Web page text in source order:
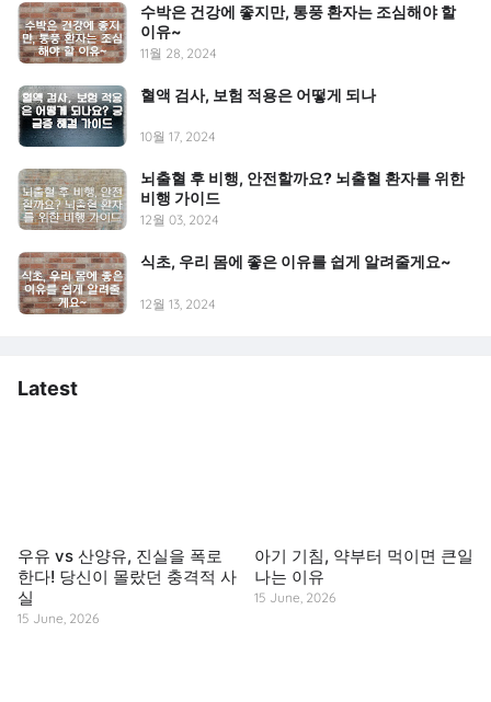
수박은 건강에 좋지만, 통풍 환자는 조심해야 할
이유~
11월 28, 2024
혈액 검사, 보험 적용은 어떻게 되나
10월 17, 2024
뇌출혈 후 비행, 안전할까요? 뇌출혈 환자를 위한
비행 가이드
12월 03, 2024
식초, 우리 몸에 좋은 이유를 쉽게 알려줄게요~
12월 13, 2024
Latest
우유 vs 산양유, 진실을 폭로
한다! 당신이 몰랐던 충격적 사
실
15 June, 2026
아기 기침, 약부터 먹이면 큰일
나는 이유
15 June, 2026